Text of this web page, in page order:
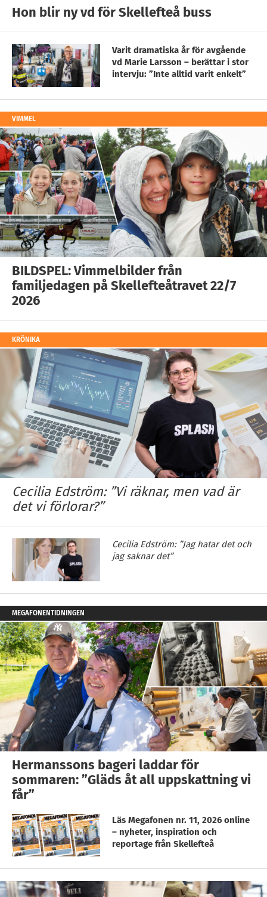
Hon blir ny vd för Skellefteå buss
Varit dramatiska år för avgående
vd Marie Larsson – berättar i stor
intervju: ”Inte alltid varit enkelt”
VIMMEL
BILDSPEL: Vimmelbilder från
familjedagen på Skellefteåtravet 22/7
2026
KRÖNIKA
Cecilia Edström: ”Vi räknar, men vad är
det vi förlorar?”
Cecilia Edström: ”Jag hatar det och
jag saknar det”
MEGAFONENTIDNINGEN
Hermanssons bageri laddar för
sommaren: ”Gläds åt all uppskattning vi
får”
Läs Megafonen nr. 11, 2026 online
– nyheter, inspiration och
reportage från Skellefteå